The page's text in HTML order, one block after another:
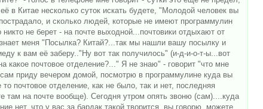
в Китае несколько суток искать будете, "Молодой человек вы
и сколько людей, которые не имеют программулин
не берет - на почте выходной...почтовики отдыхают от
меня "Посылка? Китай?...так мы нашли вашу посылку и
к вам её заберу.."Ну вот так получилось" (и-д-и-о-т-ы...вот
какое почтовое отделение?..." Я не знаю" - говорит "что мне
приду вечером домой, посмотрю в программулине куда вы
почтовое отделение, как не было, так и нет, последняя
там на почте вообще). Сегодня утром опять звоню (сам)....куда
нет, что у вас за бардак такой творится, вы говорю, можете